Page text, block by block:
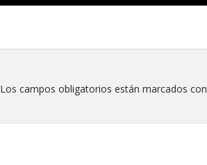
Los campos obligatorios están marcados con